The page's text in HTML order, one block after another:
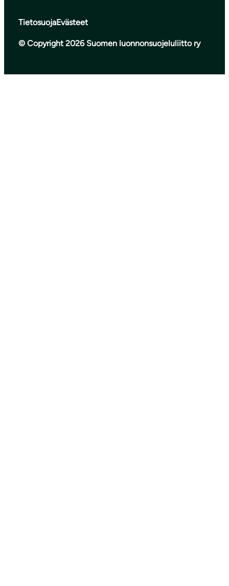
TietosuojaEvästeet
© Copyright 2026 Suomen luonnonsuojeluliitto ry